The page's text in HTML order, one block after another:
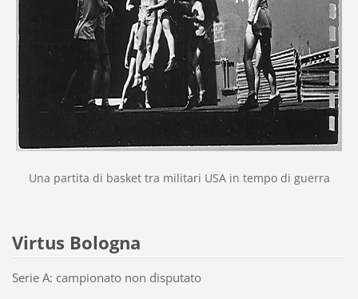
Una partita di basket tra militari USA in tempo di guerra
Virtus Bologna
Serie A: campionato non disputato